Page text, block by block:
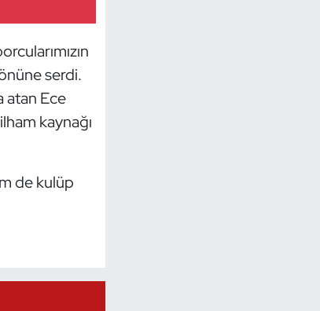
serdi.
atan Ece
kaynağı
de kulüp